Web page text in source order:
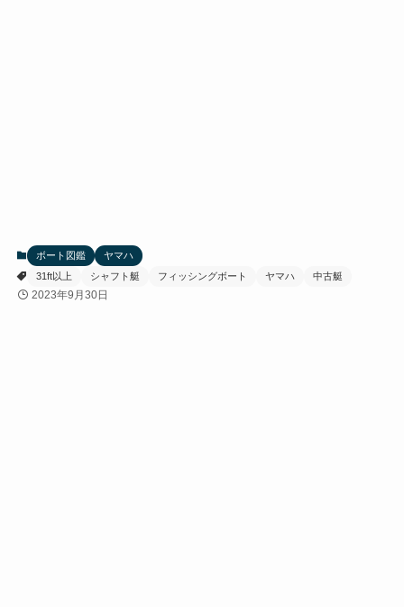
ボート図鑑
ヤマハ
31ft以上
シャフト艇 フィッシングボート ヤマハ 中古艇
2023年9月30日